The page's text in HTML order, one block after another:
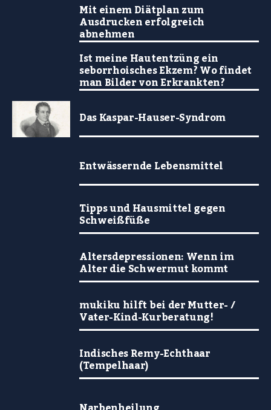
Mit einem Diätplan zum
Ausdrucken erfolgreich
abnehmen
Ist meine Hautentzüng ein
seborrhoisches Ekzem? Wo findet
man Bilder von Erkrankten?
Das Kaspar-Hauser-Syndrom
Entwässernde Lebensmittel
Tipps und Hausmittel gegen
Schweißfüße
Altersdepressionen: Wenn im
Alter die Schwermut kommt
mukiku hilft bei der Mutter- /
Vater-Kind-Kurberatung!
Indisches Remy-Echthaar
(Tempelhaar)